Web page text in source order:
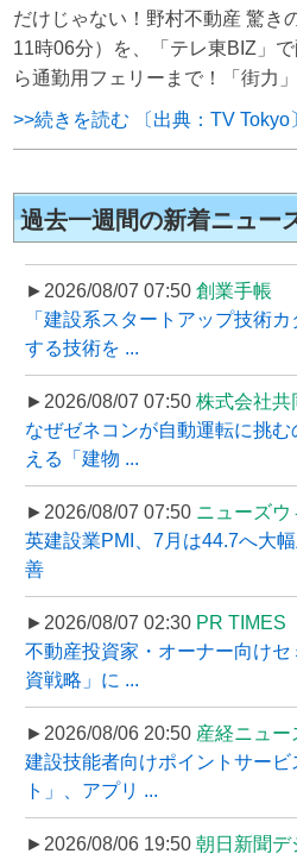
だけじゃない！野村不動産 驚き
11時06分）を、「テレ東BIZ」
ら通勤用フェリーまで！「街力
>>続きを読む 〔出典：TV Tokyo
過去一週間の新着ニュー
►2026/08/07 07:50 創業手帳
「建設系スタートアップ技術
する技術を ...
►2026/08/07 07:50 株式会社共
なぜゼネコンが自動運転に挑
える「建物 ...
►2026/08/07 07:50 ニューズウ
英建設業PMI、7月は44.7へ大
善
►2026/08/07 02:30 PR TIMES
不動産投資家・オーナー向け
資戦略」に ...
►2026/08/06 20:50 産経ニュー
建設技能者向けポイントサー
ト」、アプリ ...
►2026/08/06 19:50 朝日新聞デ